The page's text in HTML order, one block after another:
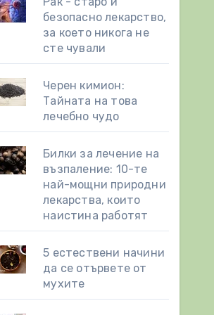
безопасно лекарство,
за което никога не
сте чували
Черен кимион:
Тайната на това
лечебно чудо
Билки за лечение на
възпаление: 10-те
най-мощни природни
лекарства, които
наистина работят
5 естествени начини
да се отървете от
мухите